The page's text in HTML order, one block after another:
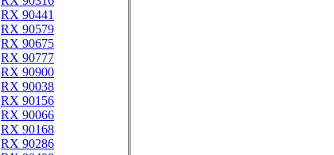
RX 90441
RX 90579
RX 90675
RX 90777
RX 90900
RX 90038
RX 90156
RX 90066
RX 90168
RX 90286